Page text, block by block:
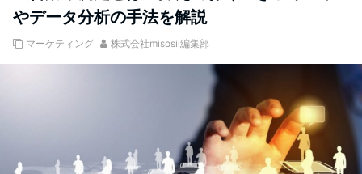
やデータ分析の手法を解説
マーケティング 株式会社misosil編集部